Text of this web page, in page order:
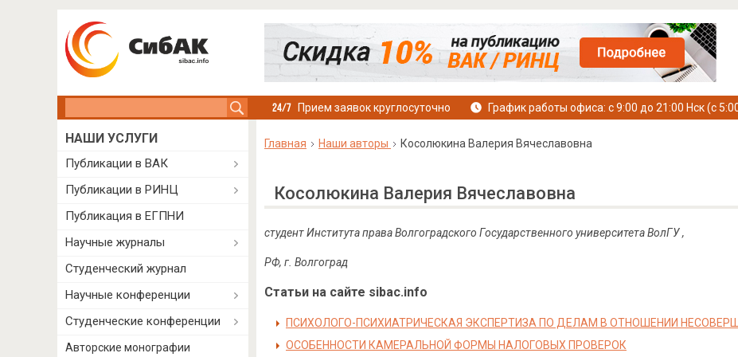
Прием заявок круглосуточно График работы офиса: с 9:00 до 21:00 Нск (с
Главная Наши авторы Косолюкина Валерия Вячеславовна
Косолюкина Валерия Вячеславовна
студент Института права Волгоградского Государственного университета ВолГУ ,
РФ, г. Волгоград
Статьи на сайте sibac.info
ПСИХОЛОГО-ПСИХИАТРИЧЕСКАЯ ЭКСПЕРТИЗА ПО ДЕЛАМ В ОТНОШЕНИИ
ОСОБЕННОСТИ КАМЕРАЛЬНОЙ ФОРМЫ НАЛОГОВЫХ ПРОВЕРОК
НАШИ УСЛУГИ
Публикации в ВАК
Публикации в РИНЦ
Публикация в ЕГПНИ
Научные журналы
Студенческий журнал
Научные конференции
Студенческие конференции
Авторские монографии